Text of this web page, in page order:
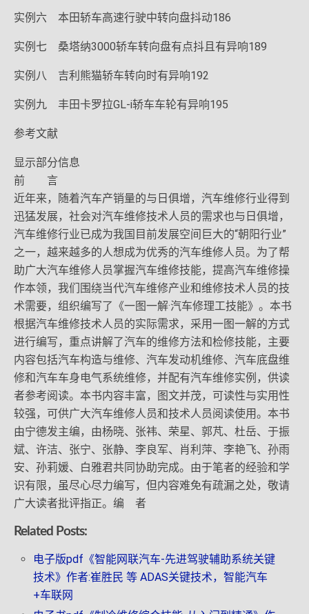
实例六 本田轿车高速行驶中转向盘抖动186
实例七 桑塔纳3000轿车转向盘有点抖且有异响189
实例八 吉利熊猫轿车转向时有异响192
实例九 丰田卡罗拉GL-i轿车车轮有异响195
参考文献
显示部分信息
前 言
近年来，随着汽车产销量的与日俱增，汽车维修行业得到
迅猛发展，社会对汽车维修技术人员的需求也与日俱增，
汽车维修行业已成为我国目前发展空间巨大的“朝阳行业”
之一，越来越多的人想成为优秀的汽车维修人员。为了帮
助广大汽车维修人员掌握汽车维修技能，提高汽车维修操
作本领，我们围绕当代汽车维修产业和维修技术人员的技
术需要，组织编写了《一图一解·汽车修理工技能》。本书
根据汽车维修技术人员的实际需求，采用一图一解的方式
进行编写，重点讲解了汽车的维修方法和检修技能，主要
内容包括汽车构造与维修、汽车发动机维修、汽车底盘维
修和汽车车身电气系统维修，并配有汽车维修实例，供读
者参考阅读。本书内容丰富，图文并茂，可读性与实用性
较强，可供广大汽车维修人员和技术人员阅读使用。本书
由宁德发主编，由杨晓、张袆、荣星、郭芃、杜岳、于振
斌、许洁、张宁、张静、李良军、肖利萍、李艳飞、孙雨
安、孙莉媛、白雅君共同协助完成。由于笔者的经验和学
识有限，虽尽心尽力编写，但内容难免有疏漏之处，敬请
广大读者批评指正。编 者
Related Posts:
电子版pdf《智能网联汽车-先进驾驶辅助系统关键
技术》作者:崔胜民 等 ADAS关键技术，智能汽车
+车联网